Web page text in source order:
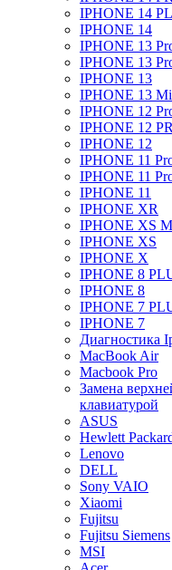
IPHONE 14
IPHONE 14
IPHONE 13
IPHONE 13
IPHONE 13
IPHONE 13
IPHONE 12
IPHONE 12
IPHONE 12
IPHONE 11
IPHONE 11
IPHONE 11
IPHONE XR
IPHONE XS
IPHONE XS
IPHONE X
IPHONE 8
IPHONE 8
IPHONE 7
IPHONE 7
Диагностика
MacBook Air
Macbook Pro
Замена
клавиатурой
ASUS
Hewlett
Lenovo
DELL
Sony VAIO
Xiaomi
Fujitsu
Fujitsu Siemens
MSI